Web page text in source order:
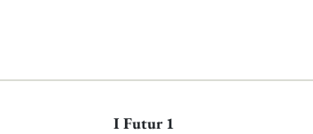
I Futur 1